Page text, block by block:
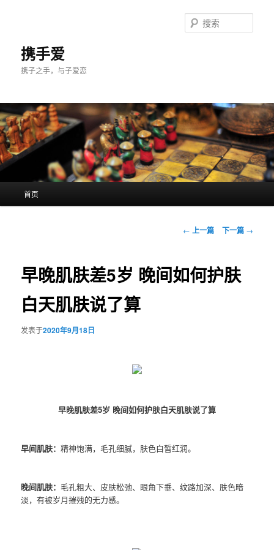
携手爱
携子之手，与子爱恋
索
首页
文
航
← 上一篇 下一篇 →
早晚肌肤差5岁 晚间如何护肤
白天肌肤说了算
发表于2020年9月18日
早晚肌肤差5岁 晚间如何护肤白天肌肤说了算
早间肌肤：精神饱满，毛孔细腻，肤色白皙红润。
晚间肌肤： 毛孔粗大、皮肤松弛、眼角下垂、纹路加深、肤色暗
淡，有被岁月摧残的无力感。